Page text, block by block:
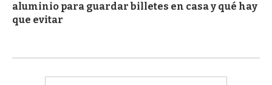
aluminio para guardar billetes en casa y qué hay
que evitar